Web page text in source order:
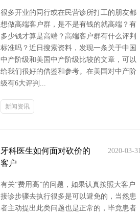
很多开业的同行或在民营诊所打工的朋友都
想做高端客户群，是不是有钱的就高端？有
多少钱才算是高端？高端客户群有什么评判
标准吗？近日搜索资料，发现一条关于中国
中产阶级和美国中产阶级比较的文章，可以
给我们很好的借鉴和参考。在美国对中产阶
级有6大评判...
新闻资讯
牙科医生如何面对砍价的
客户
2020-03-31
有关“费用高”的问题，如果认真按照大客户
接诊步骤去执行很多是可以避免的，当然患
者主动提出此类问题也是正常的，毕竟患者